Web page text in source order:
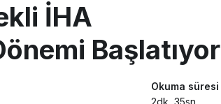
İHA
Başlatıyor
Okuma süresi